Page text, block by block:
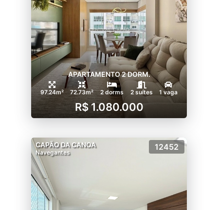
APARTAMENTO 2 DORM.
97.24m² 72.73m² 2 dorms 2 suítes 1 vaga
R$ 1.080.000
CAPÃO DA CANOA
Navegantes
12452